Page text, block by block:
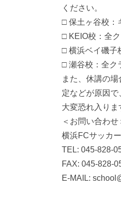
ください。
□ 保土ヶ谷校：
□ KEIO校：全ク
□ 横浜ベイ磯子
□ 瀬谷校：全ク
また、休講の
定などが原因で
大変恐れ入りま
＜お問い合わせ
横浜FCサッカ
TEL: 045-828-
FAX: 045-828-
E-MAIL: